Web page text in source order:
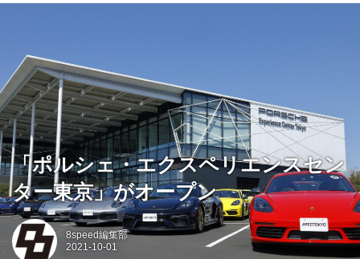
「ポルシェ・エクスペリエンスセン
ター東京」がオープン
8speed編集部